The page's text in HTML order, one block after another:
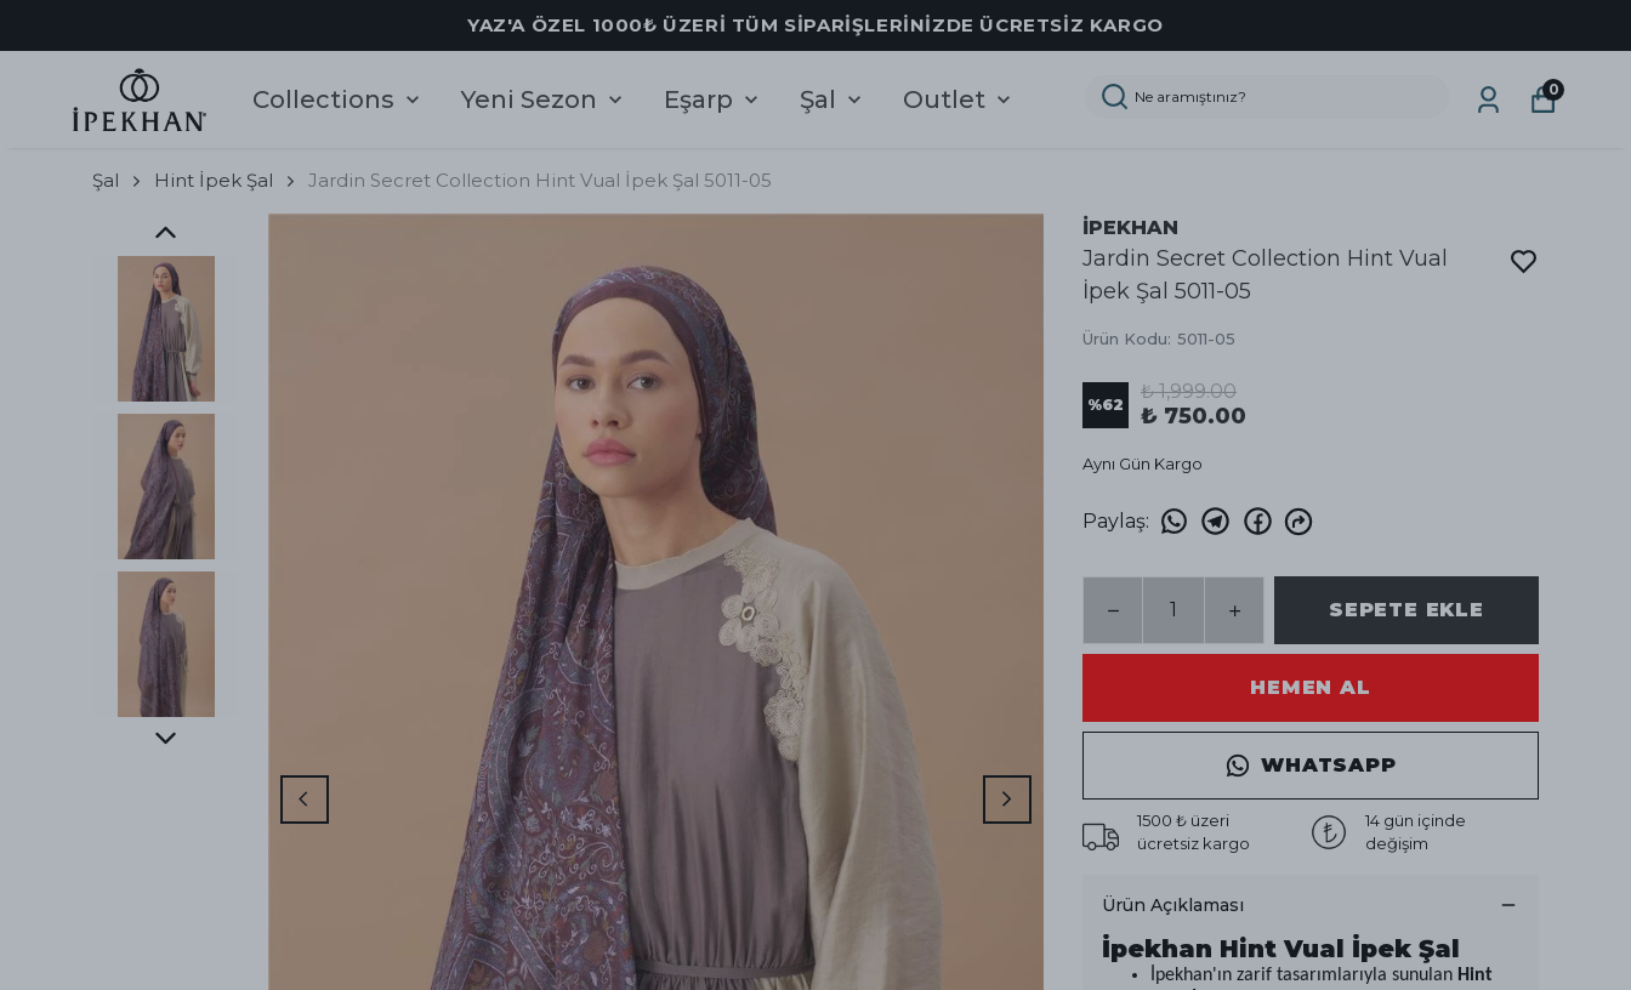
YAZ'A ÖZEL 1000₺ ÜZERİ TÜM SİPARİŞLERİNİZDE ÜCRETSİZ KARGO
Collections Yeni Sezon Eşarp Şal Outlet 0
Şal Hint İpek Şal Jardin Secret Collection Hint Vual İpek Şal 5011-05
İPEKHAN
Jardin Secret Collection Hint Vual
İpek Şal 5011-05
Ürün Kodu: 5011-05
%62
₺ 1,999.00
₺ 750.00
Aynı Gün Kargo
Paylaş:
SEPETE EKLE
HEMEN AL
WHATSAPP
1500 ₺ üzeri
ücretsiz kargo
14 gün içinde
değişim
Ürün Açıklaması
İpekhan Hint Vual İpek Şal
İpekhan'ın zarif tasarımlarıyla sunulan Hint